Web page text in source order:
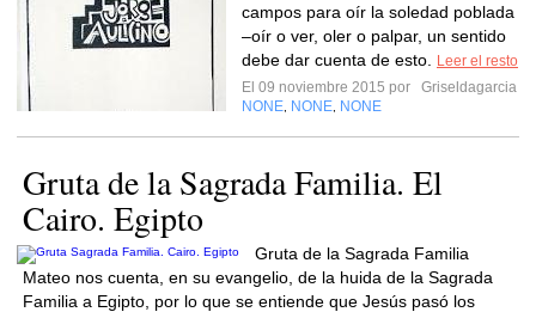
campos para oír la soledad poblada
–oír o ver, oler o palpar, un sentido
debe dar cuenta de esto.
Leer el resto
El 09 noviembre 2015 por
Griseldagarcia
NONE NONE NONE
Gruta de la Sagrada Familia. El
Cairo. Egipto
Gruta de la Sagrada Familia
Mateo nos cuenta, en su evangelio, de la huida de la Sagrada
Familia a Egipto, por lo que se entiende que Jesús pasó los